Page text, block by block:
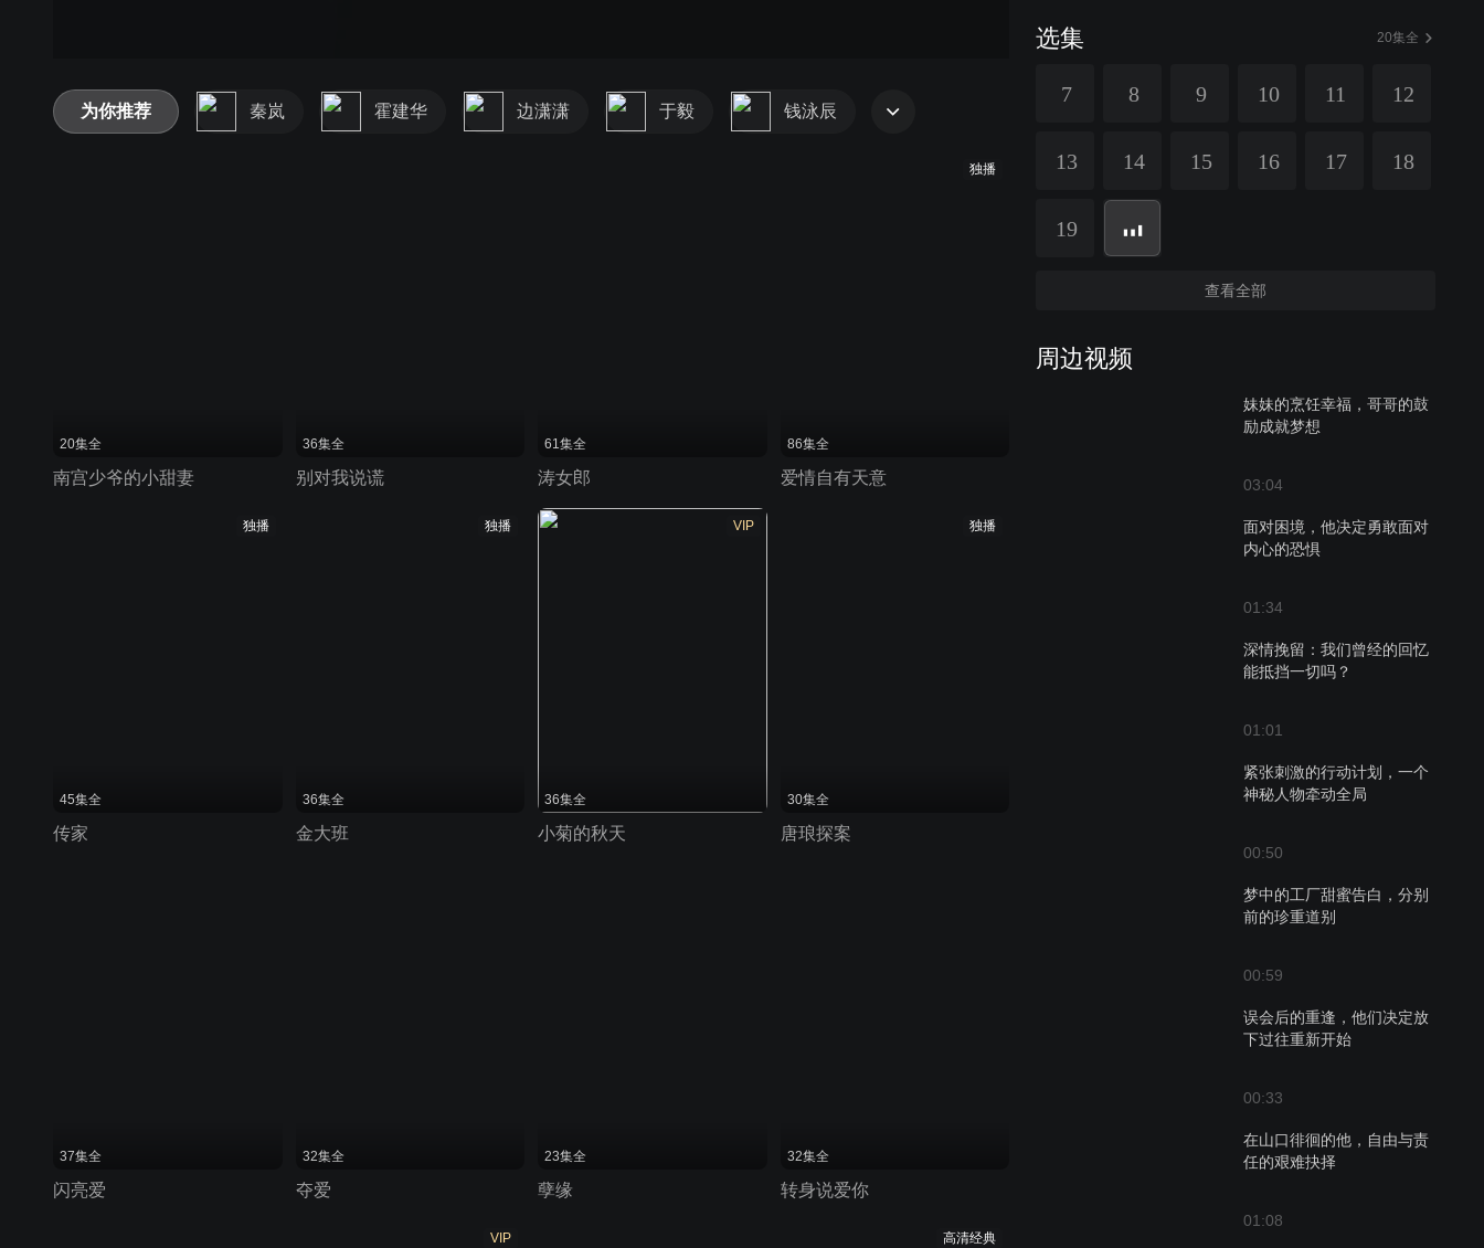
选集 20集全
7 8 9 10 11 12
13 14 15 16 17 18
19
查看全部
周边视频
妹妹的烹饪幸福，哥哥的鼓
励成就梦想
03:04
面对困境，他决定勇敢面对
内心的恐惧
01:34
深情挽留：我们曾经的回忆
能抵挡一切吗？
01:01
紧张刺激的行动计划，一个
神秘人物牵动全局
00:50
梦中的工厂甜蜜告白，分别
前的珍重道别
00:59
误会后的重逢，他们决定放
下过往重新开始
00:33
在山口徘徊的他，自由与责
任的艰难抉择
01:08
为你推荐 秦岚 霍建华 边潇潇 于毅 钱泳辰
20集全
南宫少爷的小甜妻
36集全
别对我说谎
61集全
涛女郎
独播
86集全
爱情自有天意
独播
45集全
传家
独播
36集全
金大班
VIP
36集全
小菊的秋天
独播
30集全
唐琅探案
37集全
闪亮爱
32集全
夺爱
23集全
孽缘
32集全
转身说爱你
VIP 高清经典